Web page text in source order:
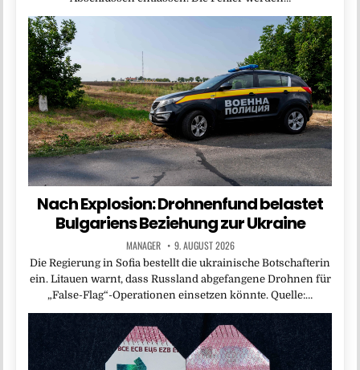
Nach Explosion: Drohnenfund belastet
Bulgariens Beziehung zur Ukraine
MANAGER 9. AUGUST 2026
Die Regierung in Sofia bestellt die ukrainische Botschafterin
ein. Litauen warnt, dass Russland abgefangene Drohnen für
„False-Flag“-Operationen einsetzen könnte. Quelle:…